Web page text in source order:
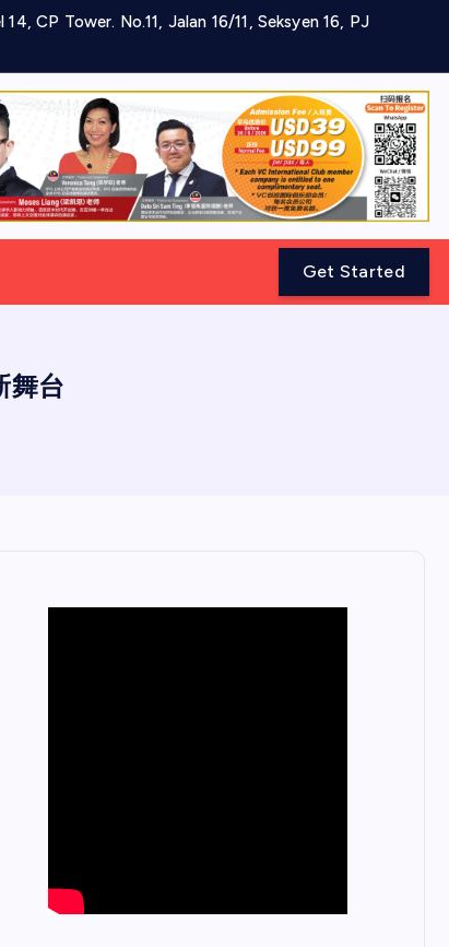
CP Tower. No.11, Jalan 16/11, Seksyen 16, PJ
Get Started
舞台